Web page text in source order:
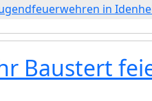
in
Baustert